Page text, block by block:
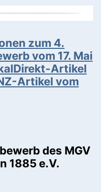
zum 4.
vom 17. Mai
Artikel
Artikel vom
des MGV
1885 e.V.